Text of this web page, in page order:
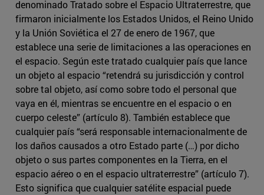
denominado Tratado sobre el Espacio Ultraterrestre, que
firmaron inicialmente los Estados Unidos, el Reino Unido
y la Unión Soviética el 27 de enero de 1967, que
establece una serie de limitaciones a las operaciones en
el espacio. Según este tratado cualquier país que lance
un objeto al espacio “retendrá su jurisdicción y control
sobre tal objeto, así como sobre todo el personal que
vaya en él, mientras se encuentre en el espacio o en
cuerpo celeste” (artículo 8). También establece que
cualquier país “será responsable internacionalmente de
los daños causados a otro Estado parte (…) por dicho
objeto o sus partes componentes en la Tierra, en el
espacio aéreo o en el espacio ultraterrestre” (artículo 7).
Esto significa que cualquier satélite espacial puede